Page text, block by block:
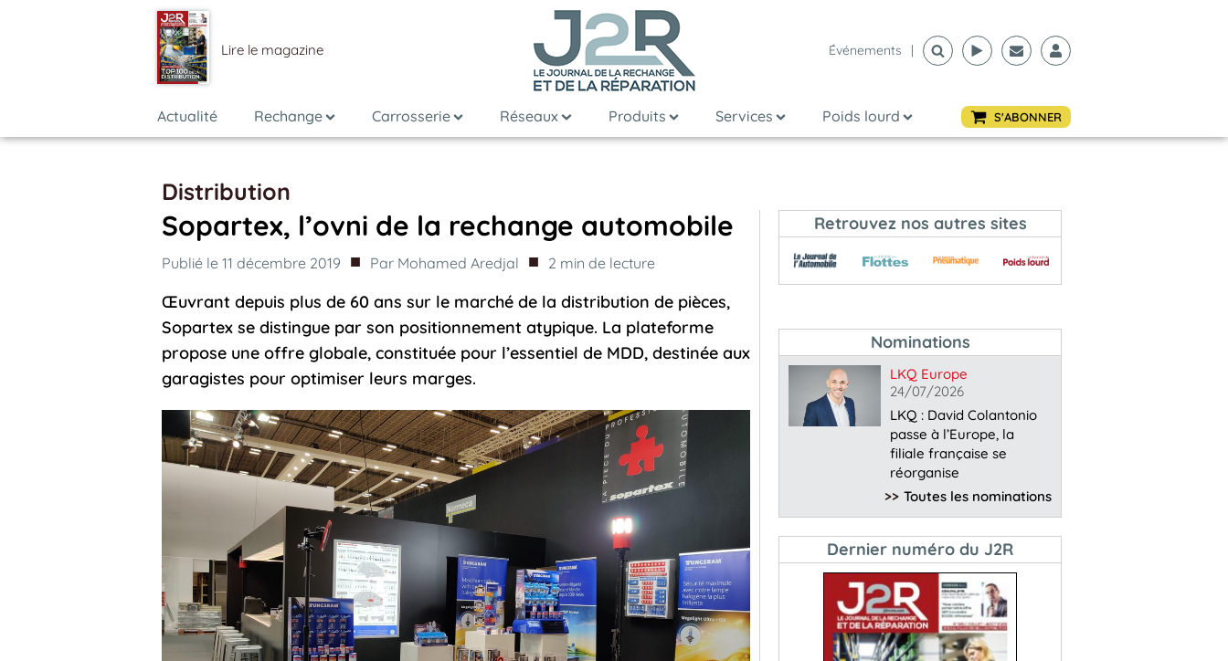
Lire le magazine Événements |
Actualité Rechange Carrosserie Réseaux Produits Services Poids lourd S'ABONNER
Distribution
Sopartex, l’ovni de la rechange automobile
Publié le 11 décembre 2019 ■ Par Mohamed Aredjal ■ 2 min de lecture
Œuvrant depuis plus de 60 ans sur le marché de la distribution de pièces,
Sopartex se distingue par son positionnement atypique. La plateforme
propose une offre globale, constituée pour l’essentiel de MDD, destinée aux
garagistes pour optimiser leurs marges.
Retrouvez nos autres sites
Nominations
LKQ Europe
24/07/2026
LKQ : David Colantonio
passe à l’Europe, la
filiale française se
réorganise
>> Toutes les nominations
Dernier numéro du J2R